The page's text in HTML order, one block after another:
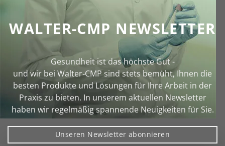
WALTER-CMP NEWSLETTER
Gesundheit ist das höchste Gut -
und wir bei Walter‑CMP sind stets bemüht, Ihnen die
besten Produkte und Lösungen für Ihre Arbeit in der
Praxis zu bieten. In unserem aktuellen Newsletter
haben wir regelmäßig spannende Neuigkeiten für Sie.
Unseren Newsletter abonnieren